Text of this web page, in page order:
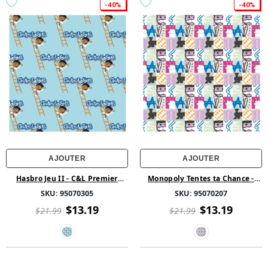
-40%
AJOUTER
Hasbro Jeu II - C&L Premier
SKU: 95070305
$21.99 $13.19
-40%
AJOUTER
Monopoly Tentes ta Chance -
Blanc
SKU: 95070207
$21.99 $13.19